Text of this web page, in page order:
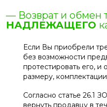
— Возврат и обмен
НАДЛЕЖАЩЕГО
Если Вы приобрели
без возможности
протестировать его,
размеру, комплектации
Согласно статье 26.1